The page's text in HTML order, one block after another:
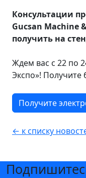
Консультации
Gucsan Machine
получить на
Ждем вас с 22 по
Экспо»! Получите
Получите
← к списку